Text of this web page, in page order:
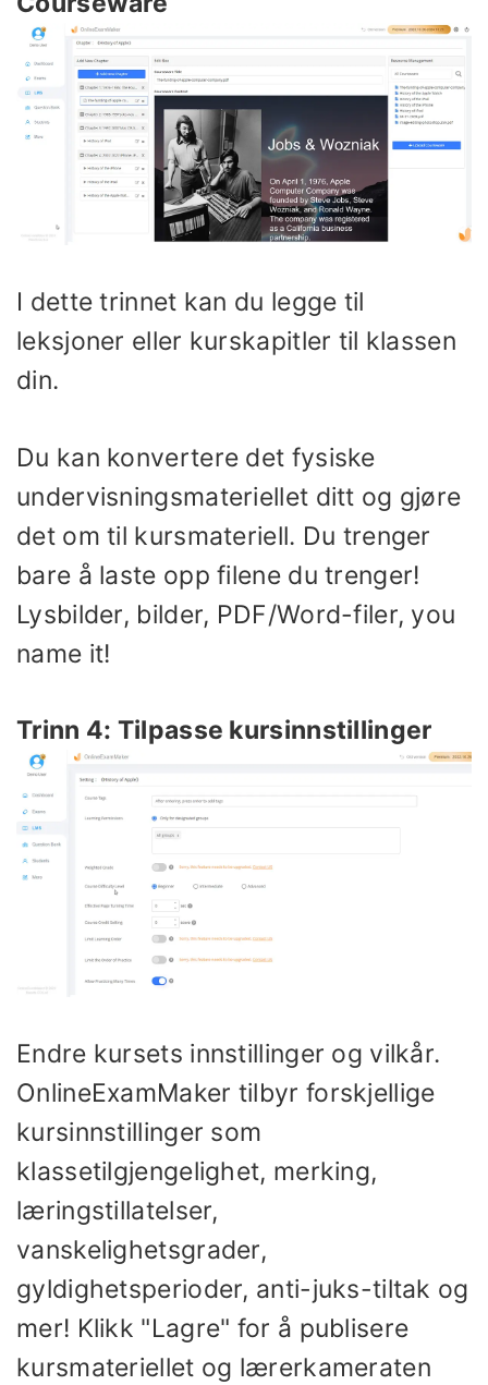
I dette trinnet kan du legge til
leksjoner eller kurskapitler til klassen
din.
Du kan konvertere det fysiske
undervisningsmateriellet ditt og gjøre
det om til kursmateriell. Du trenger
bare å laste opp filene du trenger!
Lysbilder, bilder, PDF/Word-filer, you
name it!
Trinn 4: Tilpasse kursinnstillinger
Endre kursets innstillinger og vilkår.
OnlineExamMaker tilbyr forskjellige
kursinnstillinger som
klassetilgjengelighet, merking,
læringstillatelser,
vanskelighetsgrader,
gyldighetsperioder, anti-juks-tiltak og
mer! Klikk "Lagre" for å publisere
kursmateriellet og lærerkameraten